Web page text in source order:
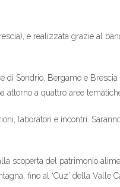
è realizzata grazie al
Sondrio, Bergamo e
attorno a quattro aree
laboratori e incontri.
scoperta del patrimonio
fino al ‘Cuz’ della Valle